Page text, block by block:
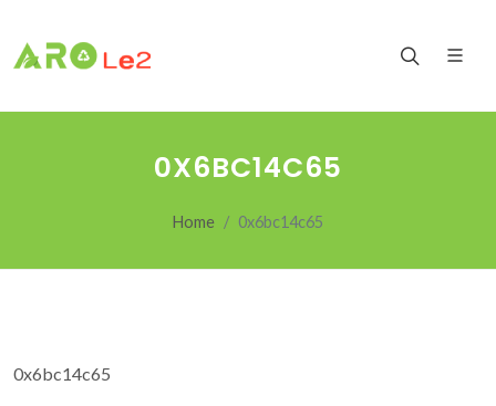
0X6BC14C65
Home 0x6bc14c65
0x6bc14c65